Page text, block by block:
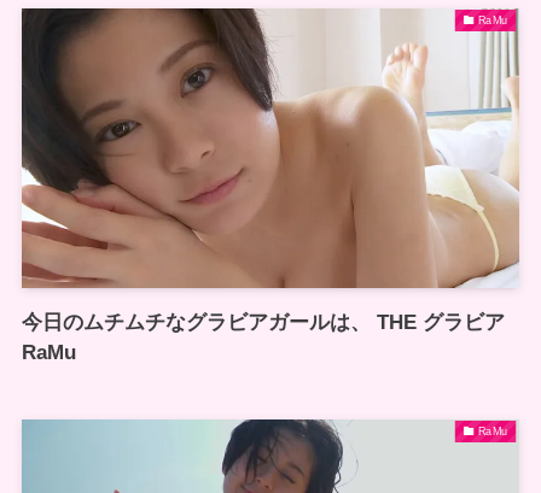
RaMu
今日のムチムチなグラビアガールは、 THE グラビア
RaMu
RaMu